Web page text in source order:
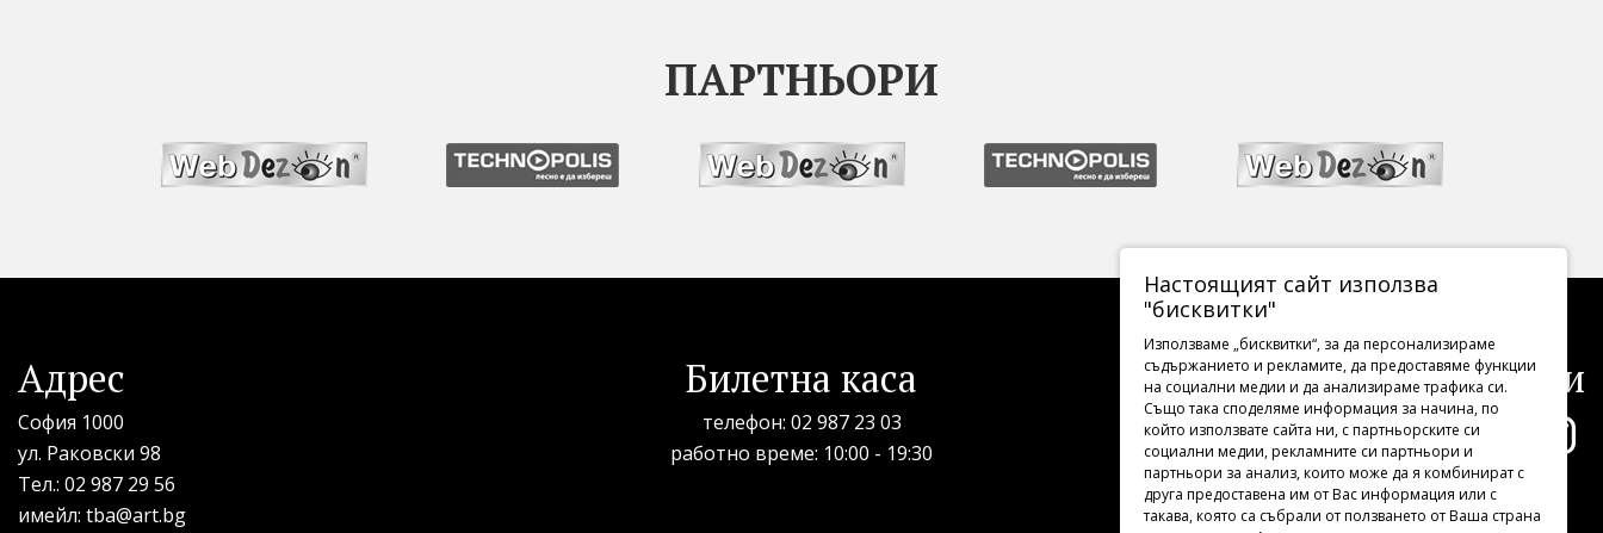
ПАРТНЬОРИ
Адрес
София 1000
ул. Раковски 98
Тел.: 02 987 29 56
имейл: tba@art.bg
Билетна каса
телефон: 02 987 23 03
рабoтно време: 10:00 - 19:30
Последвайте ни
Настоящият сайт използва
"бисквитки"
Използваме „бисквитки“, за да персонализираме
съдържанието и рекламите, да предоставяме функции
на социални медии и да анализираме трафика си.
Също така споделяме информация за начина, по
който използвате сайта ни, с партньорските си
социални медии, рекламните си партньори и
партньори за анализ, които може да я комбинират с
друга предоставена им от Вас информация или с
такава, която са събрали от ползването от Ваша страна